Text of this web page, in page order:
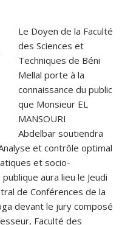
Le Doyen de la Faculté
des Sciences et
Techniques de Béni
Mellal porte à la
connaissance du public
que Monsieur EL
MANSOURI
Abdelbar soutiendra
et contrôle optimal
et socio-
aura lieu le Jeudi
de Conférences de la
devant le jury composé
Faculté des